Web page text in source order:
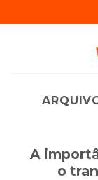
to
A
o